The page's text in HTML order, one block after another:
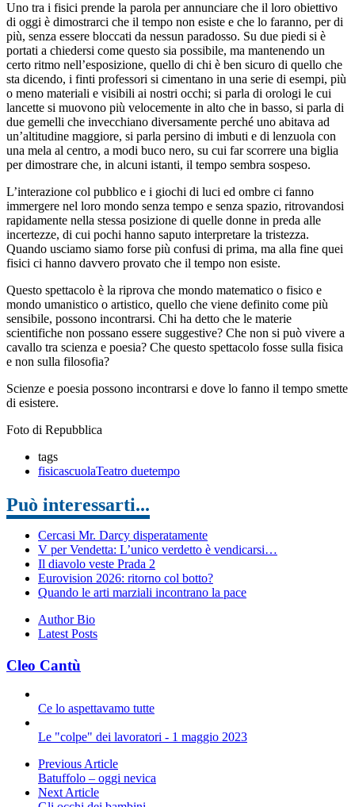
Uno tra i fisici prende la parola per annunciare che il loro obiettivo
di oggi è dimostrarci che il tempo non esiste e che lo faranno, per di
più, senza essere bloccati da nessun paradosso. Su due piedi si è
portati a chiedersi come questo sia possibile, ma mantenendo un
certo ritmo nell’esposizione, quello di chi è ben sicuro di quello che
sta dicendo, i finti professori si cimentano in una serie di esempi, più
o meno materiali e visibili ai nostri occhi; si parla di orologi le cui
lancette si muovono più velocemente in alto che in basso, si parla di
due gemelli che invecchiano diversamente perché uno abitava ad
un’altitudine maggiore, si parla persino di imbuti e di lenzuola con
una mela al centro, a modi buco nero, su cui far scorrere una biglia
per dimostrare che, in alcuni istanti, il tempo sembra sospeso.
L’interazione col pubblico e i giochi di luci ed ombre ci fanno
immergere nel loro mondo senza tempo e senza spazio, ritrovandosi
rapidamente nella stessa posizione di quelle donne in preda alle
incertezze, di cui pochi hanno saputo interpretare la tristezza.
Quando usciamo siamo forse più confusi di prima, ma alla fine quei
fisici ci hanno davvero provato che il tempo non esiste.
Questo spettacolo è la riprova che mondo matematico o fisico e
mondo umanistico o artistico, quello che viene definito come più
sensibile, possono incontrarsi. Chi ha detto che le materie
scientifiche non possano essere suggestive? Che non si può vivere a
cavallo tra scienza e poesia? Che questo spettacolo fosse sulla fisica
e non sulla filosofia?
Scienze e poesia possono incontrarsi e dove lo fanno il tempo smette
di esistere.
Foto di Repubblica
tags
fisicascuolaTeatro duetempo
Può interessarti...
Cercasi Mr. Darcy disperatamente
V per Vendetta: L’unico verdetto è vendicarsi…
Il diavolo veste Prada 2
Eurovision 2026: ritorno col botto?
Quando le arti marziali incontrano la pace
Author Bio
Latest Posts
Cleo Cantù
Ce lo aspettavamo tutte
Le "colpe" dei lavoratori - 1 maggio 2023
Previous Article
Batuffolo – oggi nevica
Next Article